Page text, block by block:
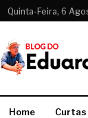
Quinta-Feira, 6
Home Curtas